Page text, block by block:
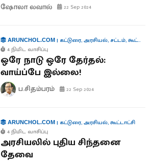
ஷோலா லவால் 22 Sep 2024
ARUNCHOL.COM| கட்டுரை,அரசியல், சட்டம்,கூட்டாட்சி
4 நிமிட வாசிப்பு
ஒரே நாடு ஒரே தேர்தல்:
வாய்ப்பே இல்லை!
ப.சிதம்பரம் 22 Sep 2024
ARUNCHOL.COM| கட்டுரை,அரசியல்,கூட்டாட்சி
4 நிமிட வாசிப்பு
அரசியலில் புதிய சிந்தனை
தேவை